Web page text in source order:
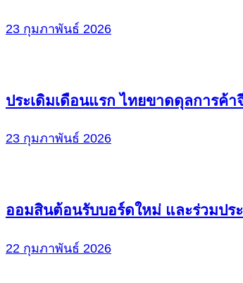
23 กุมภาพันธ์ 2026
ประเดิมเดือนแรก ไทยขาดดุลการค้
23 กุมภาพันธ์ 2026
ออมสินต้อนรับบอร์ดใหม่ และร่วมปร
22 กุมภาพันธ์ 2026